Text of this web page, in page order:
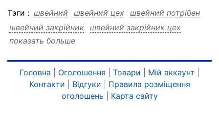
Тэги : швейний швейний цех швейний потрібен
швейний закрійник швейний закрійник цех
швейний закрійник потрібен
цех закрійник швейний
цех закрійник потрібен
потрібен потрібен швейний потрібен цех
потрібен закрійник потрібен закрійник швейний
показать больше
Головна Оголошення Товари Мій аккаунт
Контакти
Відгуки
Правила розміщення
оголошень
Карта сайту